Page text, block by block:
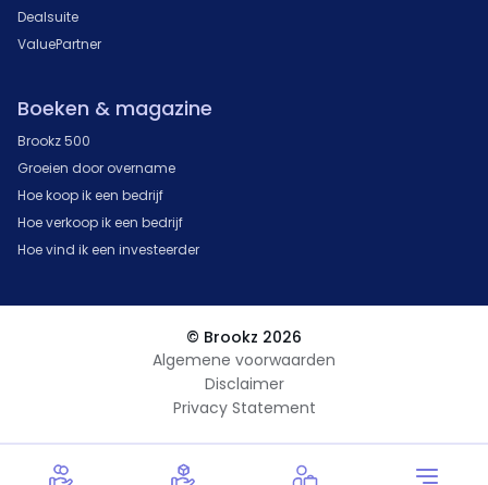
Dealsuite
ValuePartner
Boeken & magazine
Brookz 500
Groeien door overname
Hoe koop ik een bedrijf
Hoe verkoop ik een bedrijf
Hoe vind ik een investeerder
© Brookz 2026
Algemene voorwaarden
Disclaimer
Privacy Statement